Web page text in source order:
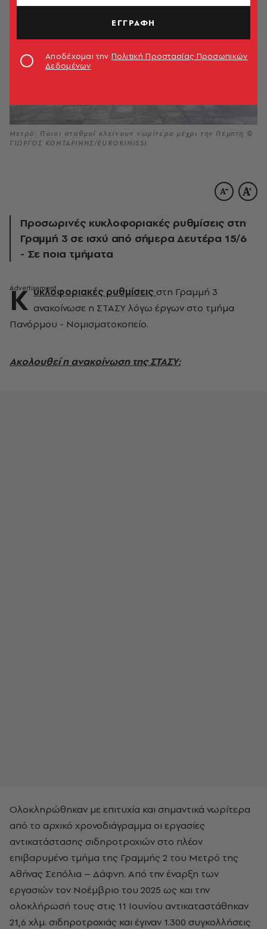
Μετρό: Ποιοι σταθμοί κλείνουν νωρίτερα μέχρι την Πέμπτη ©
ΓΙΩΡΓΟΣ ΚΟΝΤΑΡΙΝΗΣ/EUROKINISSI
Προσωρινές κυκλοφοριακές ρυθμίσεις στη
Γραμμή 3 σε ισχύ από σήμερα Δευτέρα 15/6
- Σε ποια τμήματα
Κ υκλοφοριακές ρυθμίσεις στη Γραμμή 3
ανακοίνωσε η ΣΤΑΣΥ λόγω έργων στο τμήμα
Πανόρμου - Νομισματοκοπείο.
Ακολουθεί η ανακοίνωση της ΣΤΑΣΥ:
Ολοκληρώθηκαν με επιτυχία και σημαντικά νωρίτερα
από το αρχικό χρονοδιάγραμμα οι εργασίες
αντικατάστασης σιδηροτροχιών στο πλέον
επιβαρυμένο τμήμα της Γραμμής 2 του Μετρό της
Αθήνας Σεπόλια – Δάφνη. Από την έναρξη των
εργασιών τον Νοέμβριο του 2025 ως και την
ολοκλήρωσή τους στις 11 Ιουνίου αντικαταστάθηκαν
21,6 χλμ. σιδηροτροχιάς και έγιναν 1.300 συγκολλήσεις
ΕΓΓΡΑΦΗ
Αποδέχομαι την Πολιτική Προστασίας Προσωπικών
Δεδομένων